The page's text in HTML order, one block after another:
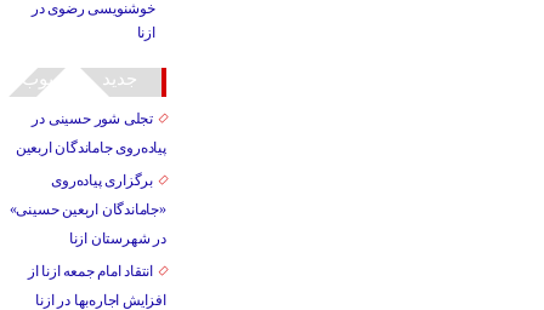
خوشنویسی رضوی در
ازنا
جدید محبوب
تجلی شور حسینی در
پیاده‌روی جاماندگان اربعین
برگزاری پیاده‌روی
«جاماندگان اربعین حسینی»
در شهرستان ازنا
انتقاد امام جمعه ازنا از
افزایش اجاره‌بها در ازنا